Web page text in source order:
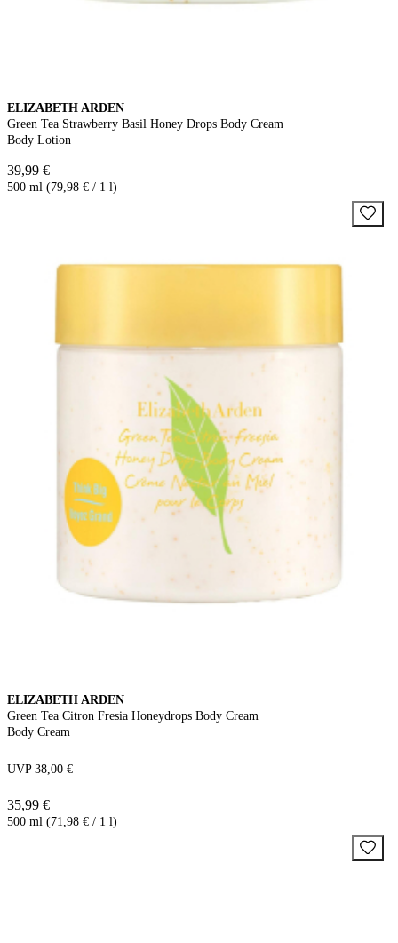
ELIZABETH ARDEN
Green Tea Strawberry Basil Honey Drops Body Cream
Body Lotion
39,99 €
500 ml (79,98 € / 1 l)
ELIZABETH ARDEN
Green Tea Citron Fresia Honeydrops Body Cream
Body Cream
UVP 38,00 €
35,99 €
500 ml (71,98 € / 1 l)